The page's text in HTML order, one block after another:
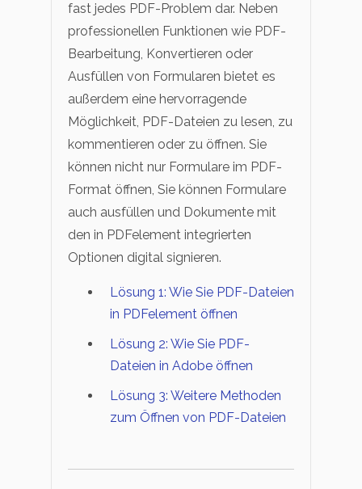
fast jedes PDF-Problem dar. Neben
professionellen Funktionen wie PDF-
Bearbeitung, Konvertieren oder
Ausfüllen von Formularen bietet es
außerdem eine hervorragende
Möglichkeit, PDF-Dateien zu lesen, zu
kommentieren oder zu öffnen. Sie
können nicht nur Formulare im PDF-
Format öffnen, Sie können Formulare
auch ausfüllen und Dokumente mit
den in PDFelement integrierten
Optionen digital signieren.
Lösung 1: Wie Sie PDF-Dateien
in PDFelement öffnen
Lösung 2: Wie Sie PDF-
Dateien in Adobe öffnen
Lösung 3: Weitere Methoden
zum Öffnen von PDF-Dateien